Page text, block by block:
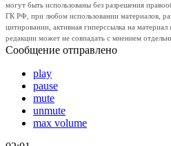
могут быть использованы без разрешения
ГК РФ, при любом использовании материалов,
цитировании, активная гиперссылка на материал
редакции может не совпадать с мнением
Сообщение отправлено
play
pause
mute
unmute
max volume